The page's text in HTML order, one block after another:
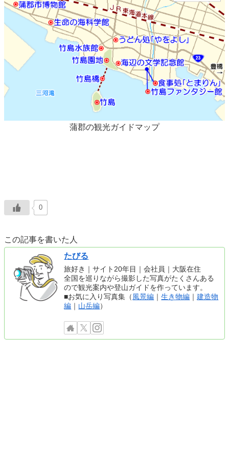
蒲郡の観光ガイドマップ
0
この記事を書いた人
たびる
旅好き｜サイト20年目｜会社員｜大阪在住
全国を巡りながら撮影した写真がたくさんある
ので観光案内や登山ガイドを作っています。
■お気に入り写真集（ 風景編 ｜生き物編 ｜建造物
編 ｜ 山岳編）